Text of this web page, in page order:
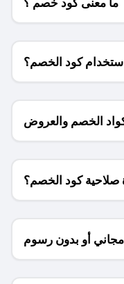
كود الخصم؟
الخصم والعروض
للمتاجر؟
صلاحية كود الخصم؟
أو بدون رسوم
الشحن ؟